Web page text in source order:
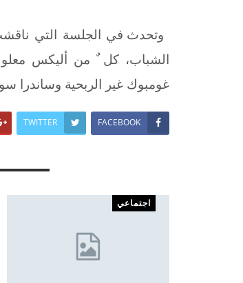
وتحدث في الجلسة التي
الشباب، كل ٌ من أليكس معلوف
غومبوك غير الربحية وساندرا
FACEBOOK
TWITTER
اجتماعي